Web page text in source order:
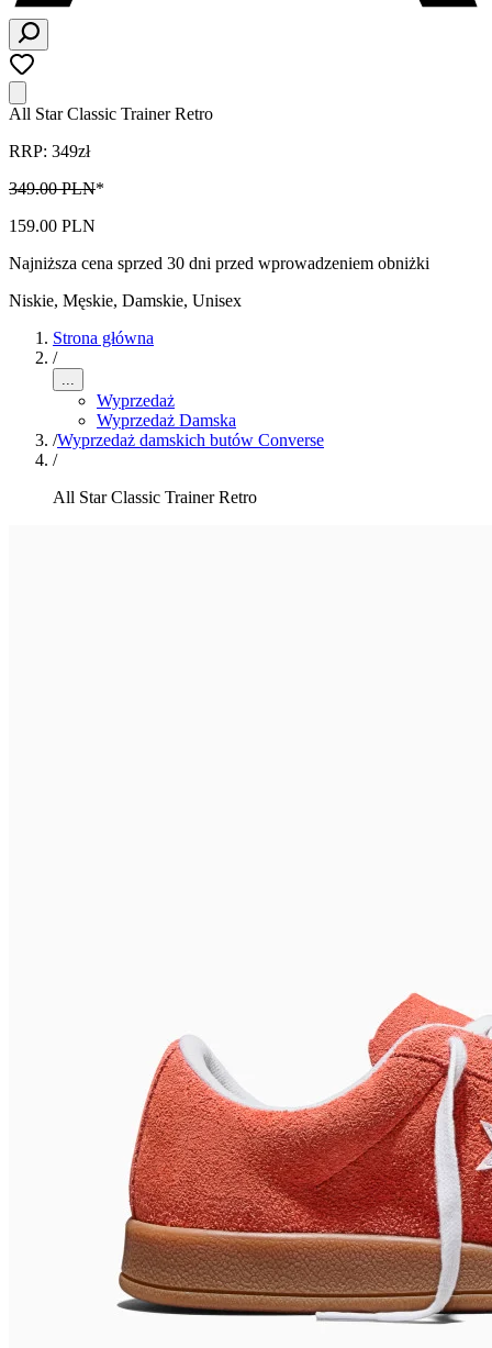
All Star Classic Trainer Retro
RRP: 349zł
349.00 PLN*
159.00 PLN
Najniższa cena sprzed 30 dni przed wprowadzeniem obniżki
Niskie, Męskie, Damskie, Unisex
Strona główna
/
...
Wyprzedaż
Wyprzedaż Damska
/Wyprzedaż damskich butów Converse
/
All Star Classic Trainer Retro